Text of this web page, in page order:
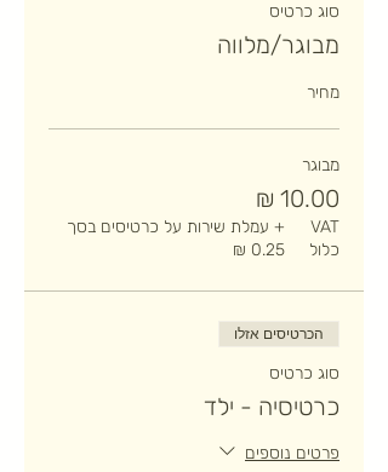
סוג כרטיס
מבוגר/מלווה
מחיר
מבוגר
VAT
כלול
+ עמלת שירות על כרטיסים בסך
‏0.25 ‏₪
הכרטיסים אזלו
סוג כרטיס
כרטיסיה - ילד
פרטים נוספים